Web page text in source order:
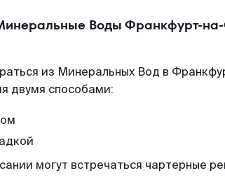
Воды Франкфурт-
из Минеральных Вод в
двумя способами:
могут встречаться чартерные